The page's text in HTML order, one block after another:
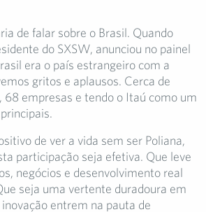
de falar sobre o Brasil. Quando
do SXSW, anunciou no painel
era o país estrangeiro com a
gritos e aplausos. Cerca de
empresas e tendo o Itaú como um
de ver a vida sem ser Poliana,
participação seja efetiva. Que leve
negócios e desenvolvimento real
seja uma vertente duradoura em
entrem na pauta de